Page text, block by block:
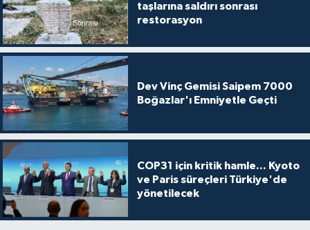
taşlarına saldırı sonrası
restorasyon
Dev Vinç Gemisi Saipem 7000
Boğazlar'ı Emniyetle Geçti
COP31 için kritik hamle... Kyoto
ve Paris süreçleri Türkiye'de
yönetilecek